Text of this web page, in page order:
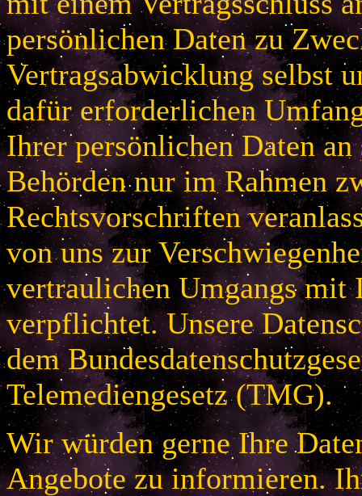
persönlichen Daten zu
Vertragsabwicklung selbst
dafür erforderlichen
Ihrer persönlichen Daten
Behörden nur im Rahmen
Rechtsvorschriften
von uns zur
vertraulichen Umgangs mit
verpflichtet. Unsere
dem
Telemediengesetz (TMG).
Wir würden gerne Ihre
Angebote zu informieren.